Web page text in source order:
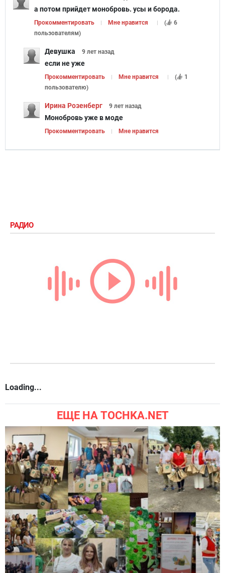
а потом прийдет монобровь. усы и борода.
Прокомментировать Мне нравится (
6
пользователям)
Девушка 9 лет назад
если не уже
Прокомментировать Мне нравится (
1
пользователю)
Ирина Розенберг 9 лет назад
Монобровь уже в моде
Прокомментировать Мне нравится
РАДИО
Loading...
ЕЩЕ НА TOCHKA.NET